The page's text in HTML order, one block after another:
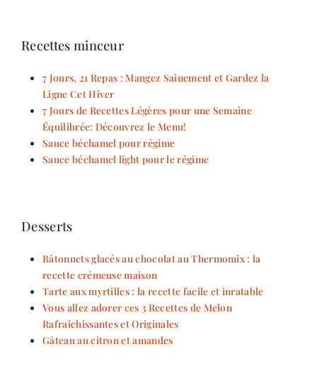
Recettes minceur
7 Jours, 21 Repas : Mangez Sainement et Gardez la
Ligne Cet Hiver
7 Jours de Recettes Légères pour une Semaine
Équilibrée: Découvrez le Menu!
Sauce béchamel pour régime
Sauce béchamel light pour le régime
Desserts
Bâtonnets glacés au chocolat au Thermomix : la
recette crémeuse maison
Tarte aux myrtilles : la recette facile et inratable
Vous allez adorer ces 3 Recettes de Melon
Rafraîchissantes et Originales
Gâteau au citron et amandes